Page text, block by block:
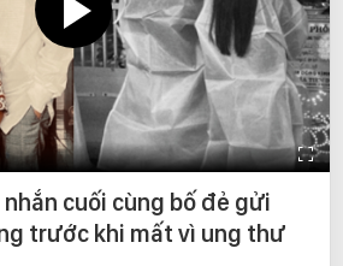
cuối cùng bố đẻ gửi
trước khi mất vì ung thư